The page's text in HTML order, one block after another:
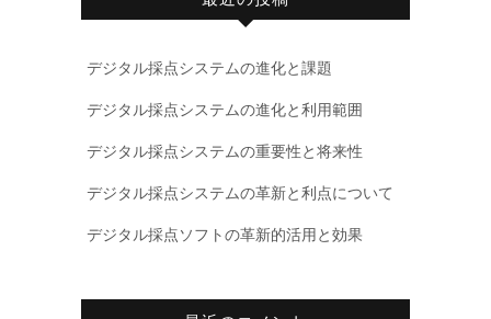
デジタル採点システムの進化と課題
デジタル採点システムの進化と利用範囲
デジタル採点システムの重要性と将来性
デジタル採点システムの革新と利点について
デジタル採点ソフトの革新的活用と効果